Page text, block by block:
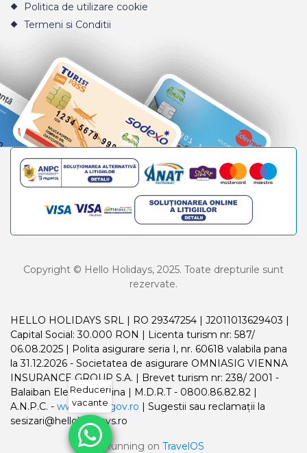
Politica de utilizare cookie
Termeni si Conditii
Copyright © Hello Holidays, 2025. Toate drepturile sunt
rezervate.
HELLO HOLIDAYS SRL | RO 29347254 | J2011013629403 |
Capital Social: 30.000 RON | Licenta turism nr: 587/
06.08.2025 | Polita asigurare seria I, nr. 60618 valabila pana
la 31.12.2026 - Societatea de asigurare OMNIASIG VIENNA
INSURANCE GROUP S.A. | Brevet turism nr: 238/ 2001 -
Balaiban Elena Madalina | M.D.R.T - 0800.86.82.82 |
A.N.P.C. - www.anpc.gov.ro | Sugestii sau reclamații la
sesizari@helloholidays.ro
Running on TravelOS
Reduceri
vacante